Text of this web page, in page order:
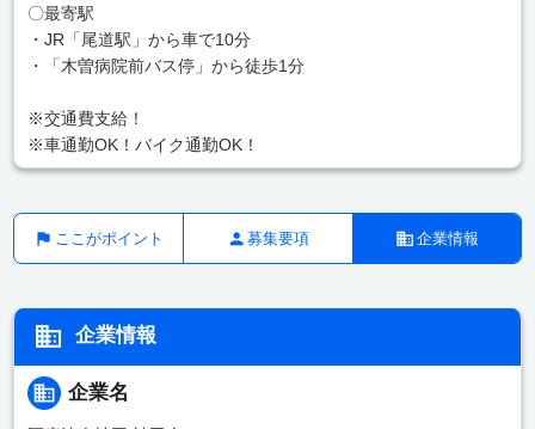
〇最寄駅
・JR「尾道駅」から車で10分
・「木曽病院前バス停」から徒歩1分
※交通費支給！
※車通勤OK！バイク通勤OK！
ここがポイント 募集要項 企業情報
企業情報
企業名